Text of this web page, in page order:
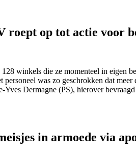
roept op tot actie voor
winkels die ze momenteel in eigen
was zo geschrokken dat
Dermagne (PS), hierover
in armoede via